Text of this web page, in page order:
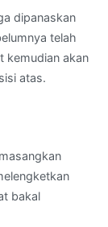
dipanaskan
telah
kemudian akan
atas.
bakal